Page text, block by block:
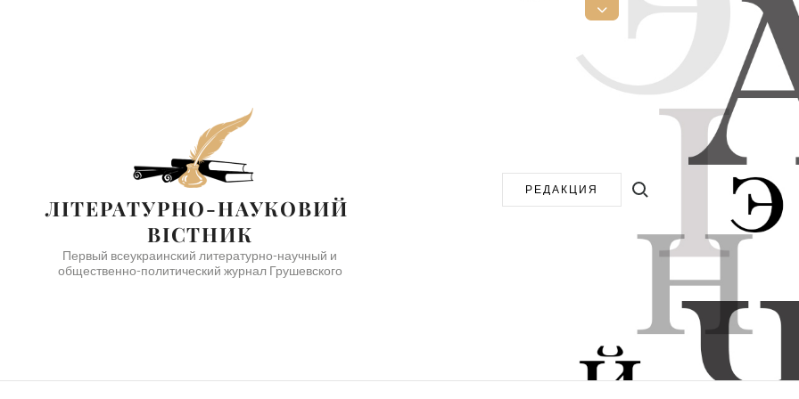
Открыть
верхнюю
боковую
ЛІТЕРАТУРНО-НАУКОВИЙ
ВІСТНИК
Первый всеукраинский литературно-научный и
общественно-политический журнал Грушевского
РЕДАКЦИЯ
Поиск: